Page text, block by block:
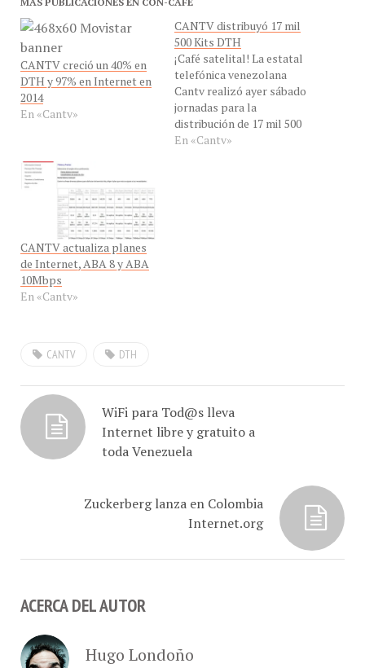
CANTV creció un 40% en
DTH y 97% en Internet en
2014
En «Cantv»
CANTV distribuyó 17 mil
500 Kits DTH
¡Café satelital! La estatal
telefónica venezolana
Cantv realizó ayer sábado
jornadas para la
distribución de 17 mil 500
equipos de televisión
satelital en todo el país,
En «Cantv»
CANTV actualiza planes
de Internet, ABA 8 y ABA
10Mbps
En «Cantv»
Internet libre y gratuito a
toda Venezuela
Internet.org